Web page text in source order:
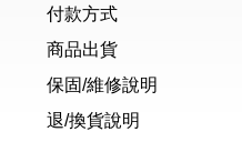
付款方式
商品出貨
保固/維修說明
退/換貨說明